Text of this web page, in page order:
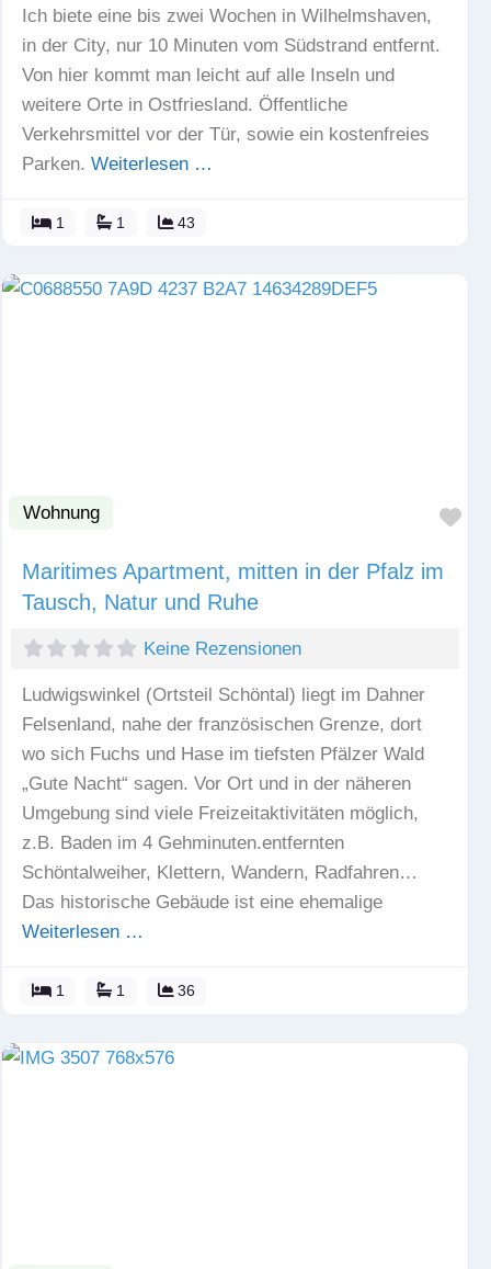
Ich biete eine bis zwei Wochen in Wilhelmshaven,
in der City, nur 10 Minuten vom Südstrand entfernt.
Von hier kommt man leicht auf alle Inseln und
weitere Orte in Ostfriesland. Öffentliche
Verkehrsmittel vor der Tür, sowie ein kostenfreies
Parken. Weiterlesen …
1 1 43
Wohnung
Maritimes Apartment, mitten in der Pfalz im
Tausch, Natur und Ruhe
Keine Rezensionen
Ludwigswinkel (Ortsteil Schöntal) liegt im Dahner
Felsenland, nahe der französischen Grenze, dort
wo sich Fuchs und Hase im tiefsten Pfälzer Wald
„Gute Nacht“ sagen. Vor Ort und in der näheren
Umgebung sind viele Freizeitaktivitäten möglich,
z.B. Baden im 4 Gehminuten.entfernten
Schöntalweiher, Klettern, Wandern, Radfahren…
Das historische Gebäude ist eine ehemalige
Weiterlesen …
1 1 36